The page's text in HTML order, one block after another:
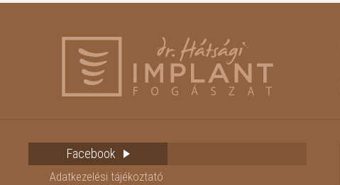
Facebook
Adatkezelési tájékoztató